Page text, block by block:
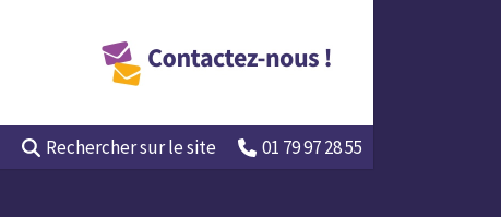
Recherchersur le site 01 79 97 28 55